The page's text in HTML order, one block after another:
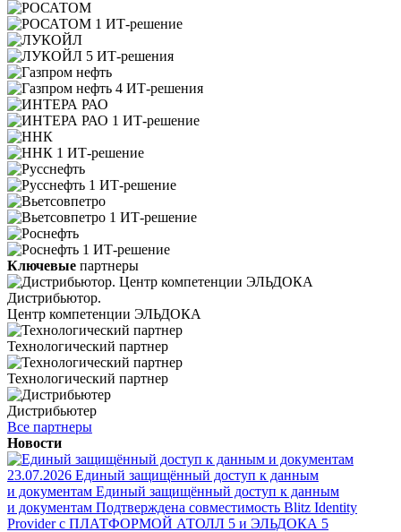
1 ИТ-решение
5 ИТ-решения
4 ИТ-решения
1 ИТ-решение
1 ИТ-решение
1 ИТ-решение
1 ИТ-решение
1 ИТ-решение
Ключевые партнеры
Дистрибьютор.
Центр компетенции ЭЛЬДОКА
Технологический партнер
Технологический партнер
Дистрибьютер
Все партнеры
Новости
23.07.2026 Единый защищённый доступ к данным
и документам Единый защищённый доступ к данным
и документам Подтверждена совместимость Blitz Identity
Provider с ПЛАТФОРМОЙ АТОЛЛ 5 и ЭЛЬДОКА 5